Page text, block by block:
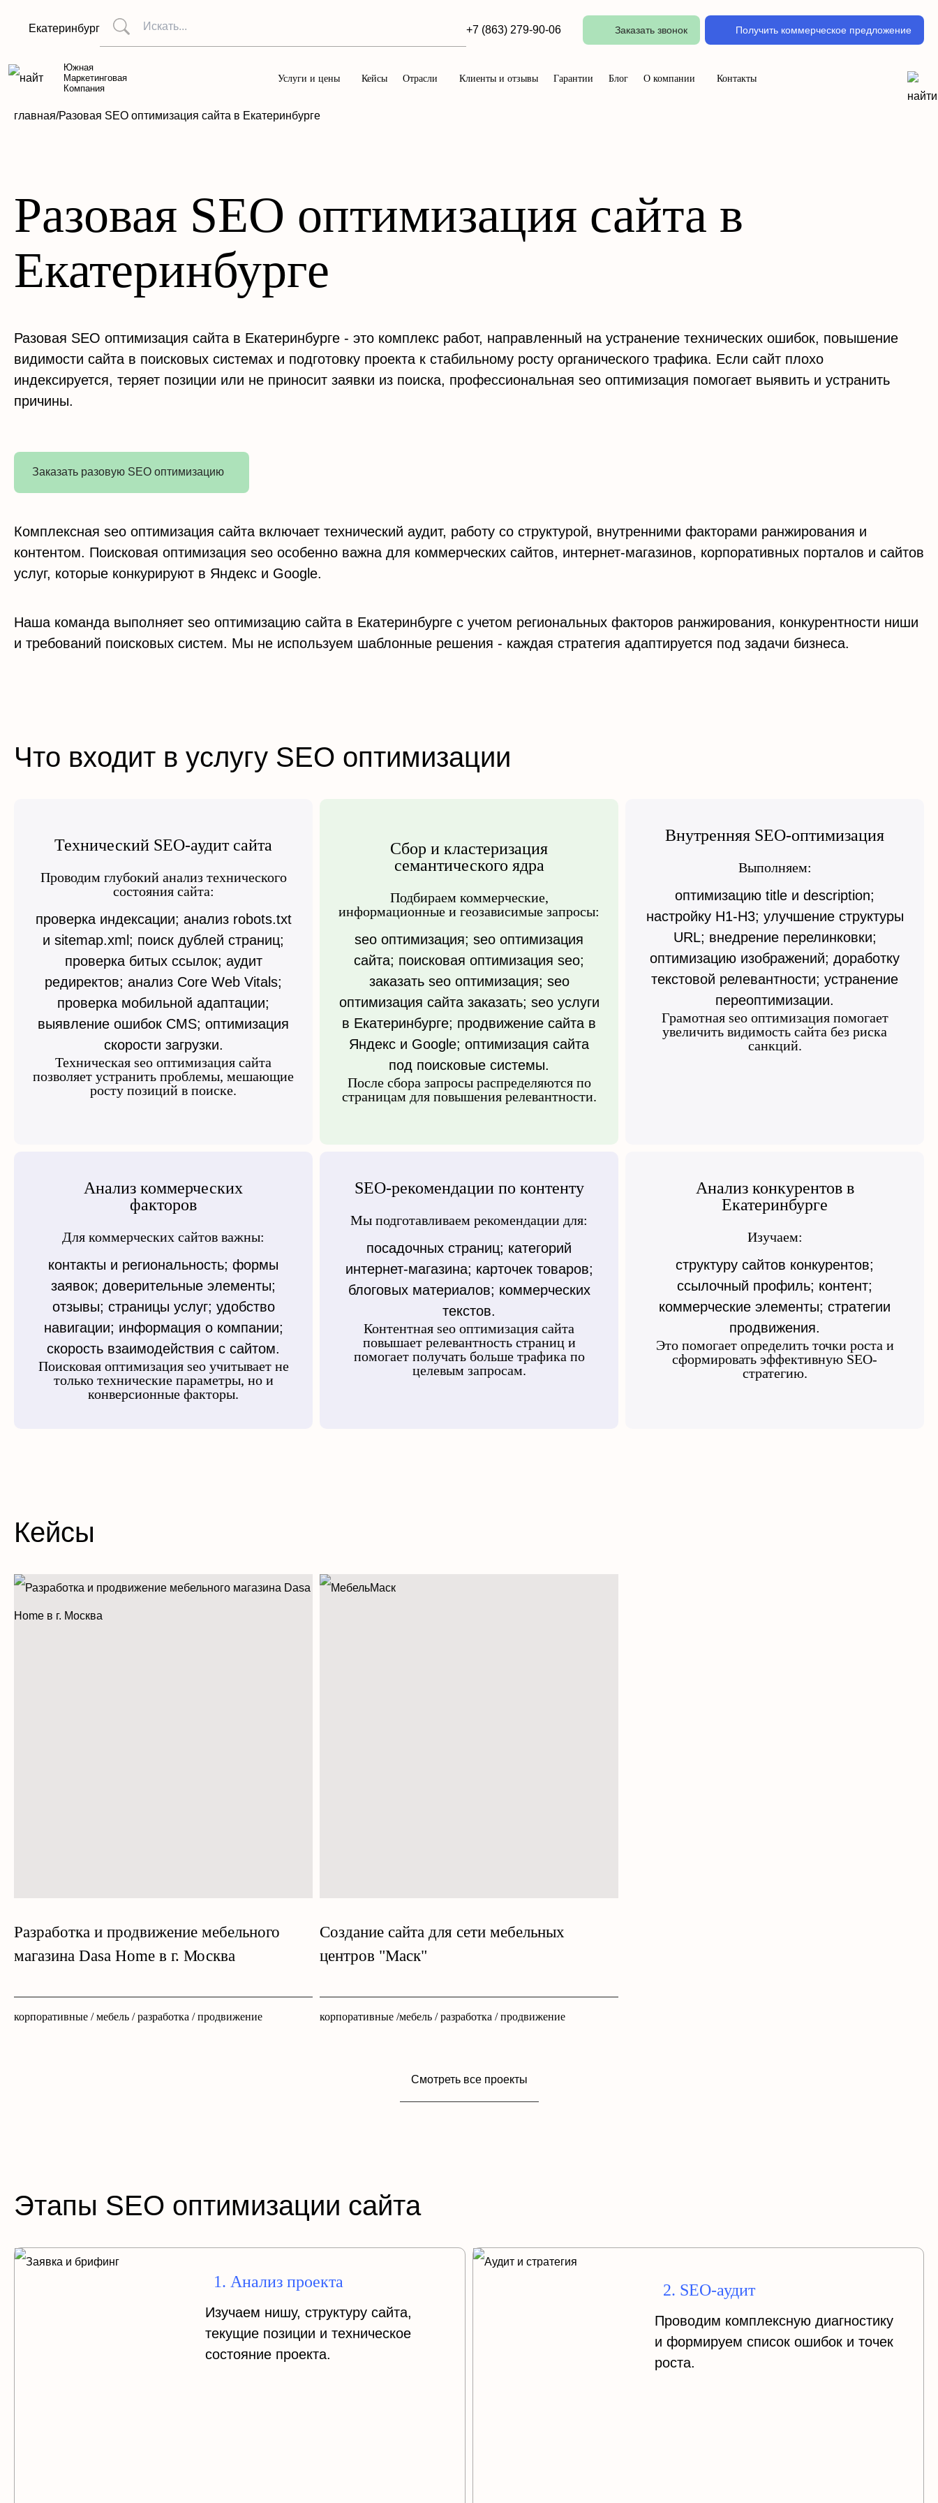
Екатеринбург +7 (863) 279-90-06 Заказать звонок Получить коммерческое предложение
Южная
Маркетинговая
Компания
Услуги и цены Кейсы Отрасли Клиенты и отзывы Гарантии Блог О компании Контакты
главная/Разовая SEO оптимизация сайта в Екатеринбурге
Разовая SEO оптимизация сайта в
Екатеринбурге
Разовая SEO оптимизация сайта в Екатеринбурге - это комплекс работ, направленный на устранение технических ошибок, повышение
видимости сайта в поисковых системах и подготовку проекта к стабильному росту органического трафика. Если сайт плохо
индексируется, теряет позиции или не приносит заявки из поиска, профессиональная seo оптимизация помогает выявить и устранить
причины.
Заказать разовую SEO оптимизацию
Комплексная seo оптимизация сайта включает технический аудит, работу со структурой, внутренними факторами ранжирования и
контентом. Поисковая оптимизация seo особенно важна для коммерческих сайтов, интернет-магазинов, корпоративных порталов и сайтов
услуг, которые конкурируют в Яндекс и Google.
Наша команда выполняет seo оптимизацию сайта в Екатеринбурге с учетом региональных факторов ранжирования, конкурентности ниши
и требований поисковых систем. Мы не используем шаблонные решения - каждая стратегия адаптируется под задачи бизнеса.
Что входит в услугу SEO оптимизации
Технический SEO-аудит сайта
Проводим глубокий анализ технического
состояния сайта:
проверка индексации; анализ robots.txt
и sitemap.xml; поиск дублей страниц;
проверка битых ссылок; аудит
редиректов; анализ Core Web Vitals;
проверка мобильной адаптации;
выявление ошибок CMS; оптимизация
скорости загрузки.
Техническая seo оптимизация сайта
позволяет устранить проблемы, мешающие
росту позиций в поиске.
Сбор и кластеризация
семантического ядра
Подбираем коммерческие,
информационные и геозависимые запросы:
seo оптимизация; seo оптимизация
сайта; поисковая оптимизация seo;
заказать seo оптимизация; seo
оптимизация сайта заказать; seo услуги
в Екатеринбурге; продвижение сайта в
Яндекс и Google; оптимизация сайта
под поисковые системы.
После сбора запросы распределяются по
страницам для повышения релевантности.
Внутренняя SEO-оптимизация
Выполняем:
оптимизацию title и description;
настройку H1-H3; улучшение структуры
URL; внедрение перелинковки;
оптимизацию изображений; доработку
текстовой релевантности; устранение
переоптимизации.
Грамотная seo оптимизация помогает
увеличить видимость сайта без риска
санкций.
Анализ коммерческих
факторов
Для коммерческих сайтов важны:
контакты и региональность; формы
заявок; доверительные элементы;
отзывы; страницы услуг; удобство
навигации; информация о компании;
скорость взаимодействия с сайтом.
Поисковая оптимизация seo учитывает не
только технические параметры, но и
конверсионные факторы.
SEO-рекомендации по контенту
Мы подготавливаем рекомендации для:
посадочных страниц; категорий
интернет-магазина; карточек товаров;
блоговых материалов; коммерческих
текстов.
Контентная seo оптимизация сайта
повышает релевантность страниц и
помогает получать больше трафика по
целевым запросам.
Анализ конкурентов в
Екатеринбурге
Изучаем:
структуру сайтов конкурентов;
ссылочный профиль; контент;
коммерческие элементы; стратегии
продвижения.
Это помогает определить точки роста и
сформировать эффективную SEO-
стратегию.
Кейсы
Разработка и продвижение мебельного
магазина Dasa Home в г. Москва
корпоративные / мебель / разработка / продвижение
Создание сайта для сети мебельных
центров "Маск"
корпоративные /мебель / разработка / продвижение
Смотреть все проекты
Этапы SEO оптимизации сайта
1. Анализ проекта
Изучаем нишу, структуру сайта,
текущие позиции и техническое
состояние проекта.
2. SEO-аудит
Проводим комплексную диагностику
и формируем список ошибок и точек
роста.